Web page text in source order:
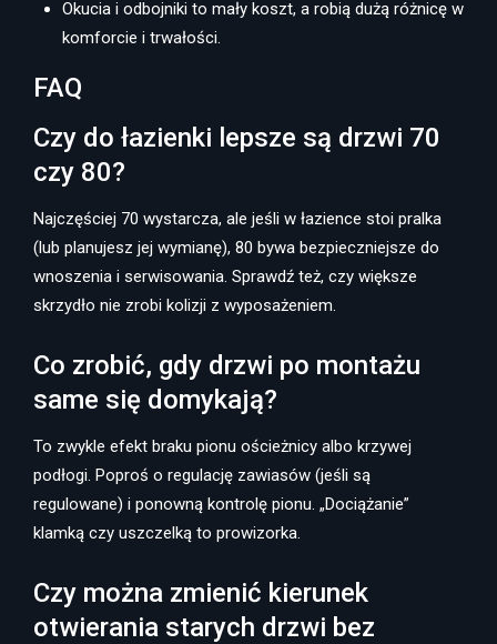
Okucia i odbojniki to mały koszt, a robią dużą różnicę w
komforcie i trwałości.
FAQ
Czy do łazienki lepsze są drzwi 70
czy 80?
Najczęściej 70 wystarcza, ale jeśli w łazience stoi pralka
(lub planujesz jej wymianę), 80 bywa bezpieczniejsze do
wnoszenia i serwisowania. Sprawdź też, czy większe
skrzydło nie zrobi kolizji z wyposażeniem.
Co zrobić, gdy drzwi po montażu
same się domykają?
To zwykle efekt braku pionu ościeżnicy albo krzywej
podłogi. Poproś o regulację zawiasów (jeśli są
regulowane) i ponowną kontrolę pionu. „Dociążanie”
klamką czy uszczelką to prowizorka.
Czy można zmienić kierunek
otwierania starych drzwi bez